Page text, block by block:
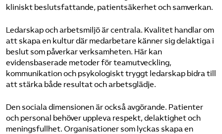
kliniskt beslutsfattande, patientsäkerhet och samverkan.
Ledarskap och arbetsmiljö är centrala. Kvalitet handlar om
att skapa en kultur där medarbetare känner sig delaktiga i
beslut som påverkar verksamheten. Här kan
evidensbaserade metoder för teamutveckling,
kommunikation och psykologiskt tryggt ledarskap bidra till
att stärka både resultat och arbetsglädje.
Den sociala dimensionen är också avgörande. Patienter
och personal behöver uppleva respekt, delaktighet och
meningsfullhet. Organisationer som lyckas skapa en